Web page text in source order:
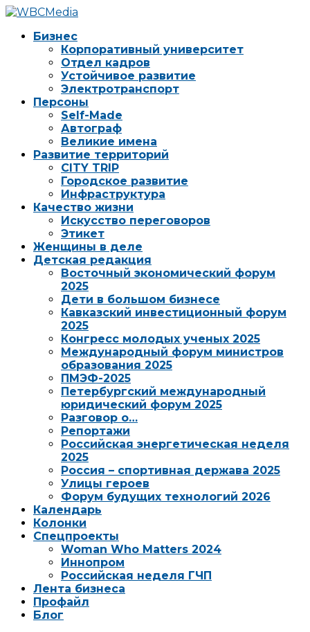
Бизнес
Корпоративный университет
Отдел кадров
Устойчивое развитие
Электротранспорт
Персоны
Self-Made
Автограф
Великие имена
Развитие территорий
CITY TRIP
Городское развитие
Инфраструктура
Качество жизни
Искусство переговоров
Этикет
Женщины в деле
Детская редакция
Восточный экономический форум
2025
Дети в большом бизнесе
Кавказский инвестиционный форум
2025
Конгресс молодых ученых 2025
Международный форум министров
образования 2025
ПМЭФ-2025
Петербургский международный
юридический форум 2025
Разговор о…
Репортажи
Российская энергетическая неделя
2025
Россия – спортивная держава 2025
Улицы героев
Форум будущих технологий 2026
Календарь
Колонки
Спецпроекты
Woman Who Matters 2024
Иннопром
Российская неделя ГЧП
Лента бизнеса
Профайл
Блог